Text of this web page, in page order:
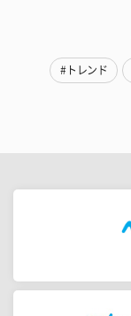
#トレンド